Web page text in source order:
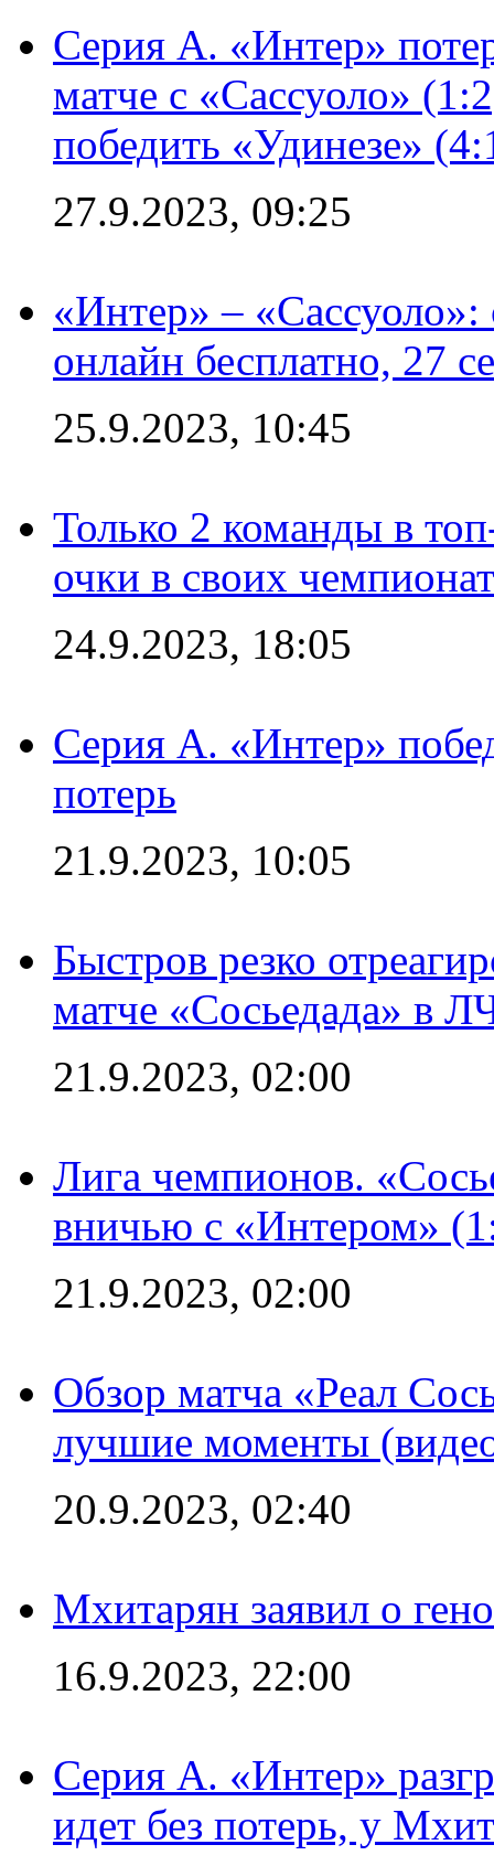
Серия А. «Интер»
матче с «Сассуоло»
победить «Удинезе»
27.9.2023, 09:25
«Интер» –
онлайн бесплатно, 27
25.9.2023, 10:45
Только 2 команды в
очки в своих
24.9.2023, 18:05
Серия А. «Интер»
потерь
21.9.2023, 10:05
Быстров резко
матче «Сосьедада» в
21.9.2023, 02:00
Лига чемпионов.
вничью с «Интером»
21.9.2023, 02:00
Обзор матча «Реал
лучшие моменты
20.9.2023, 02:40
Мхитарян заявил о
16.9.2023, 22:00
Серия А. «Интер»
идет без потерь, у